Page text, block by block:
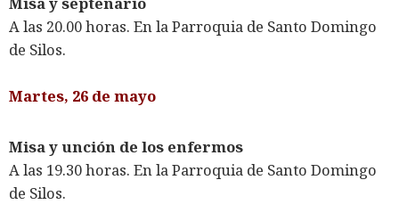
A las 20.00 horas. En la Parroquia de Santo Domingo
de Silos.
Martes, 26 de mayo
Misa y unción de los enfermos
A las 19.30 horas. En la Parroquia de Santo Domingo
de Silos.